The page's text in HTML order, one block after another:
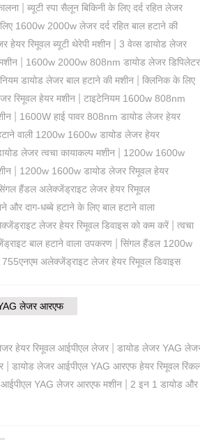
| ब्यूटी स्पा सैलून बिकिनी के लिए दर्द रहित लेजर
1600w 2000w लेजर दर्द रहित बाल हटाने की
हेयर रिमूवल ब्यूटी थेरेपी मशीन| 3 वेव्स डायोड लेजर
| 1600w 2000w 808nm डायोड लेजर डिपिलेटर
डायोड लेजर बाल हटाने की मशीन| क्लिनिक के लिए
रिमूवल हेयर मशीन| टाइटेनियम 1600w 808nm
| 1600W हाई पावर 808nm डायोड लेजर हेयर
वाली 1200w 1600w डायोड लेजर हेयर
लेजर त्वचा कायाकल्प मशीन| 1200w 1600w
| 1200w 1600w डायोड लेजर रिमूवल हेयर
हैंडल अलेक्जेंड्राइट लेजर हेयर रिमूवल
और दाग-धब्बे हटाने के लिए बाल हटाने वाला
लेजर हेयर रिमूवल डिवाइस को कम करें| त्वचा
बाल हटाने वाला उपकरण| सिंगल हैंडल 1200w
755एनएम अलेक्जेंड्राइट लेजर हेयर रिमूवल डिवाइस
लेजर आरएफ
हेयर रिमूवल आईपीएल लेजर| डायोड लेजर YAG
| डायोड लेजर आईपीएल YAG आरएफ हेयर रिमूवल
YAG लेजर आरएफ मशीन| 2 इन 1 डायोड और